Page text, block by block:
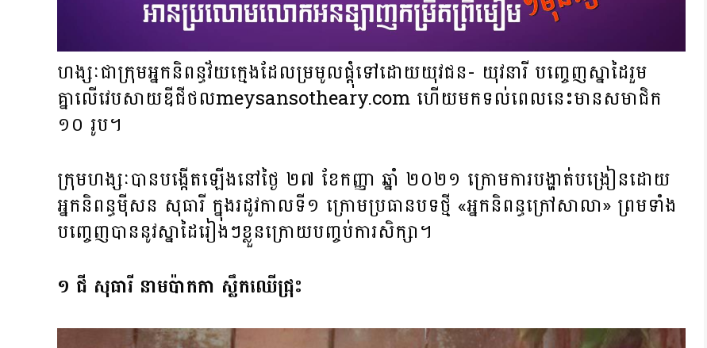
ហង្សៈជាក្រុមអ្នកនិពន្ធវ័យក្មេងដែលម្រមូលផ្ដុំទៅដោយយុវជន- យុវនារី បញ្ចេញស្នាដៃរួម
គ្នាលើវេបសាយឌីជីថល​meysansotheary.com ហើយមកទល់ពេលនេះមានសមាជិក
១០ រូប។
ក្រុមហង្សៈបាន​បង្កើតឡើងនៅថ្ងៃ ២៧ ខែកញ្ញា ឆ្នាំ ២០២១ ក្រោមការបង្ហាត់បង្រៀន​ដោយ​
អ្នកនិពន្ធ​ម៉ីសន សុធារី ក្នុងរដូវកាលទី១ ក្រោមប្រធានបទថ្មី «អ្នកនិពន្ធក្រៅសាលា» ព្រមទាំង
បញ្ចេញបាននូវស្នាដៃរៀងៗខ្លួនក្រោយបញ្ចប់ការសិក្សា។
១ ជី សុធារី នាម​ប៉ាកកា ស្លឹកឈើជ្រុះ